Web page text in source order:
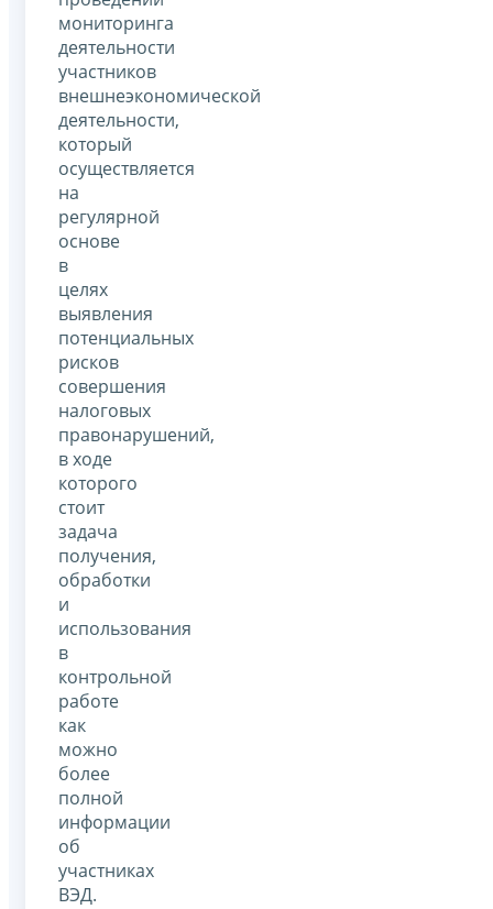
мониторинга
деятельности
участников
внешнеэкономической
деятельности,
который
осуществляется
на
регулярной
основе
в
целях
выявления
потенциальных
рисков
совершения
налоговых
правонарушений,
в ходе
которого
стоит
задача
получения,
обработки
и
использования
в
контрольной
работе
как
можно
более
полной
информации
об
участниках
ВЭД.